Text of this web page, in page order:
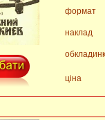
формат
наклад
ціна